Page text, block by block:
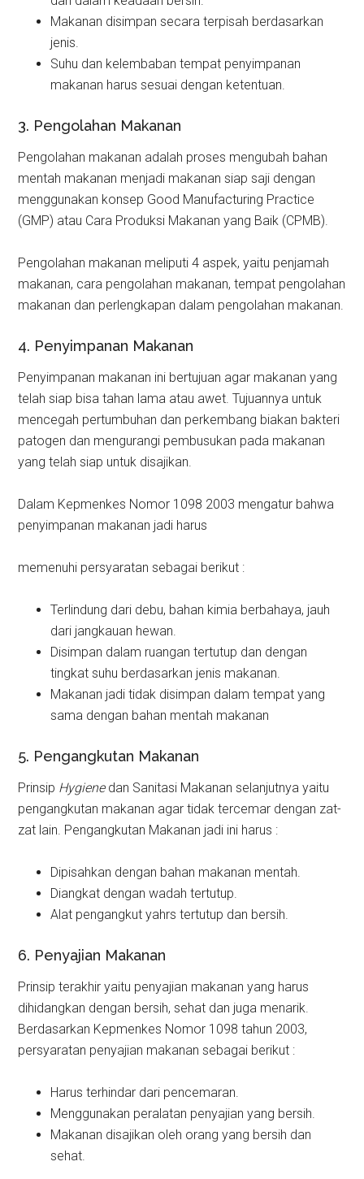
Makanan disimpan secara terpisah berdasarkan
jenis.
Suhu dan kelembaban tempat penyimpanan
makanan harus sesuai dengan ketentuan.
3. Pengolahan Makanan
Pengolahan makanan adalah proses mengubah bahan
mentah makanan menjadi makanan siap saji dengan
menggunakan konsep Good Manufacturing Practice
(GMP) atau Cara Produksi Makanan yang Baik (CPMB).
Pengolahan makanan meliputi 4 aspek, yaitu penjamah
makanan, cara pengolahan makanan, tempat pengolahan
makanan dan perlengkapan dalam pengolahan makanan.
4. Penyimpanan Makanan
Penyimpanan makanan ini bertujuan agar makanan yang
telah siap bisa tahan lama atau awet. Tujuannya untuk
mencegah pertumbuhan dan perkembang biakan bakteri
patogen dan mengurangi pembusukan pada makanan
yang telah siap untuk disajikan.
Dalam Kepmenkes Nomor 1098 2003 mengatur bahwa
penyimpanan makanan jadi harus
memenuhi persyaratan sebagai berikut :
Terlindung dari debu, bahan kimia berbahaya, jauh
dari jangkauan hewan.
Disimpan dalam ruangan tertutup dan dengan
tingkat suhu berdasarkan jenis makanan.
Makanan jadi tidak disimpan dalam tempat yang
sama dengan bahan mentah makanan
5. Pengangkutan Makanan
Prinsip Hygienedan Sanitasi Makanan selanjutnya yaitu
pengangkutan makanan agar tidak tercemar dengan zat-
zat lain. Pengangkutan Makanan jadi ini harus :
Dipisahkan dengan bahan makanan mentah.
Diangkat dengan wadah tertutup.
Alat pengangkut yahrs tertutup dan bersih.
6. Penyajian Makanan
Prinsip terakhir yaitu penyajian makanan yang harus
dihidangkan dengan bersih, sehat dan juga menarik.
Berdasarkan Kepmenkes Nomor 1098 tahun 2003,
persyaratan penyajian makanan sebagai berikut :
Harus terhindar dari pencemaran.
Menggunakan peralatan penyajian yang bersih.
Makanan disajikan oleh orang yang bersih dan
sehat.